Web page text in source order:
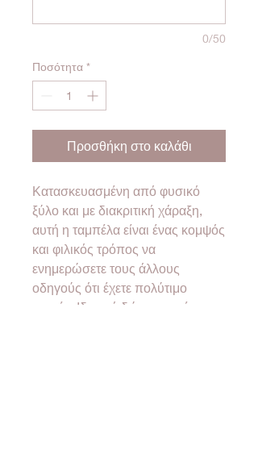
0/50
Ποσότητα *
Προσθήκη στο καλάθι
Κατασκευασμένη από φυσικό
ξύλο και με διακριτική χάραξη,
αυτή η ταμπέλα είναι ένας κομψός
και φιλικός τρόπος να
ενημερώσετε τους άλλους
οδηγούς ότι έχετε πολύτιμο
φορτίο. Ιδανικό δώρο για νέους